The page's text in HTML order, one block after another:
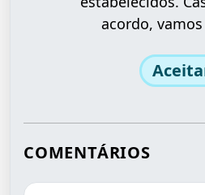
acordo, vamos
COMENTÁRIOS